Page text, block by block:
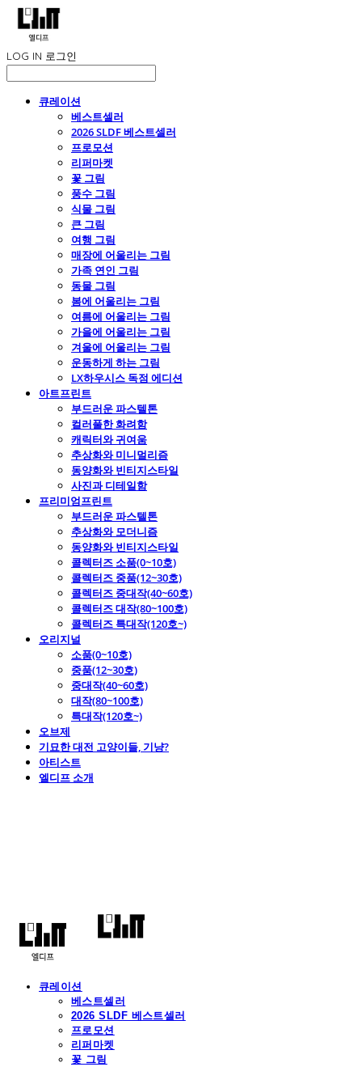
LOG IN 로그인
큐레이션
베스트셀러
2026 SLDF 베스트셀러
프로모션
리퍼마켓
꽃 그림
풍수 그림
식물 그림
큰 그림
여행 그림
매장에 어울리는 그림
가족 연인 그림
동물 그림
봄에 어울리는 그림
여름에 어울리는 그림
가을에 어울리는 그림
겨울에 어울리는 그림
운동하게 하는 그림
LX하우시스 독점 에디션
아트프린트
부드러운 파스텔톤
컬러풀한 화려함
캐릭터와 귀여움
추상화와 미니멀리즘
동양화와 빈티지스타일
사진과 디테일함
프리미엄프린트
부드러운 파스텔톤
추상화와 모더니즘
동양화와 빈티지스타일
콜렉터즈 소품(0~10호)
콜렉터즈 중품(12~30호)
콜렉터즈 중대작(40~60호)
콜렉터즈 대작(80~100호)
콜렉터즈 특대작(120호~)
오리지널
소품(0~10호)
중품(12~30호)
중대작(40~60호)
대작(80~100호)
특대작(120호~)
오브제
기묘한 대전 고양이들, 기냥?
아티스트
엘디프 소개
큐레이션
베스트셀러
2026 SLDF 베스트셀러
프로모션
리퍼마켓
꽃 그림